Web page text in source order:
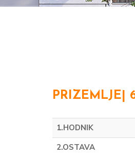
PRIZEMLJE|
1.HODNIK
2.OSTAVA